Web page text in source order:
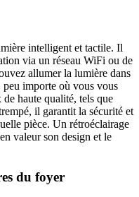
intelligent et tactile. Il
via un réseau WiFi ou de
allumer la lumière dans
importe où vous vous
haute qualité, tels que
il garantit la sécurité et
pièce. Un rétroéclairage
valeur son design et le
du foyer